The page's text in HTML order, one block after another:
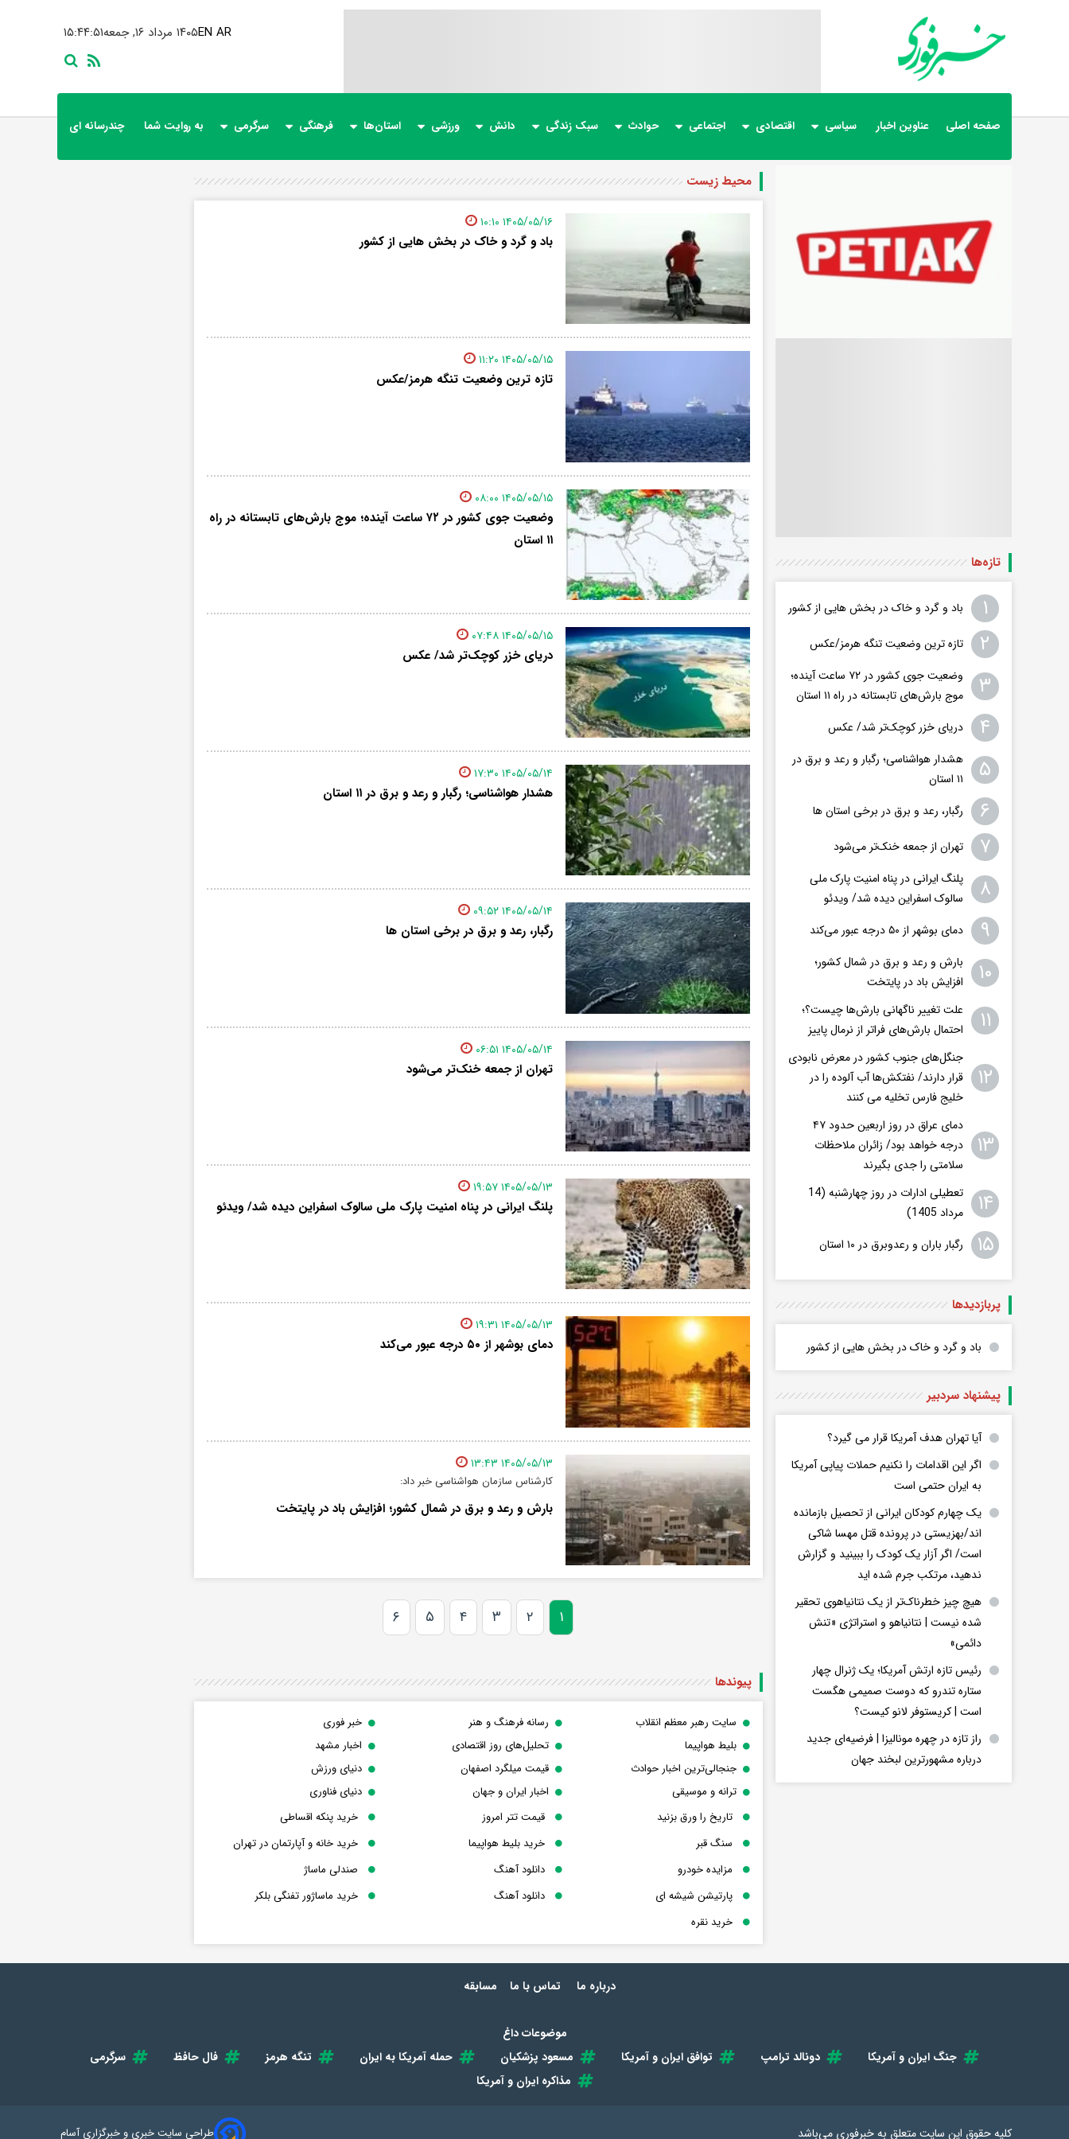
۱۵:۴۴:۵۲ ۱۴۰۵ مرداد ۱۶, جمعهEN AR
صفحه اصلی عناوین اخبار سیاسی اقتصادی اجتماعی حوادث سبک زندگی دانش ورزشی استان‌ها فرهنگی سرگرمی به روایت شما چندرسانه ای
محیط زیست
۱۴۰۵/۰۵/۱۶ ۱۰:۱۰
باد و گرد و خاک در بخش هایی از کشور
۱۴۰۵/۰۵/۱۵ ۱۱:۲۰
تازه ترین وضعیت تنگه هرمز/عکس
۱۴۰۵/۰۵/۱۵ ۰۸:۰۰
وضعیت جوی کشور در ۷۲ ساعت آینده؛ موج بارش‌های تابستانه در راه
۱۱ استان
۱۴۰۵/۰۵/۱۵ ۰۷:۴۸
دریای خزر کوچک‌تر شد/ عکس
۱۴۰۵/۰۵/۱۴ ۱۷:۳۰
هشدار هواشناسی؛ رگبار و رعد و برق در ۱۱ استان‌
۱۴۰۵/۰۵/۱۴ ۰۹:۵۲
رگبار، رعد و برق در برخی استان ها
۱۴۰۵/۰۵/۱۴ ۰۶:۵۱
تهران از جمعه خنک‌تر می‌شود
۱۴۰۵/۰۵/۱۳ ۱۹:۵۷
پلنگ ایرانی در پناه امنیت پارک ملی سالوک اسفراین دیده شد/ ویدئو
۱۴۰۵/۰۵/۱۳ ۱۹:۳۱
دمای بوشهر از ۵۰ درجه عبور می‌کند
۱۴۰۵/۰۵/۱۳ ۱۳:۴۳
کارشناس سازمان هواشناسی خبر داد:
بارش و رعد و برق در شمال کشور؛ افزایش باد در پایتخت
۱ ۲ ۳ ۴ ۵ ۶
پیوندها
سایت رهبر معظم انقلاب رسانه فرهنگ و هنر
خبر فوری
بلیط هواپیما
تحلیل‌های روز اقتصادی
اخبار مشهد
جنجالی‌ترین اخبار حوادث
قیمت میلگرد اصفهان
دنیای ورزش
ترانه و موسیقی
اخبار ایران و جهان
دنیای فناوری
تاریخ را ورق بزنید
قیمت تتر امروز
خرید پنکه اقساطی
سنگ قبر
خرید بلیط هواپیما
خرید خانه و آپارتمان در تهران
مزایده خودرو
دانلود آهنگ
صندلی ماساژ
پارتیشن شیشه ای
دانلود آهنگ
خرید ماساژور تفنگی بلکر
خرید نقره
تازه‌ها
۱ باد و گرد و خاک در بخش هایی از کشور
۲ تازه ترین وضعیت تنگه هرمز/عکس
۳
وضعیت جوی کشور در ۷۲ ساعت آینده؛
موج بارش‌های تابستانه در راه ۱۱ استان
۴ دریای خزر کوچک‌تر شد/ عکس
۵
هشدار هواشناسی؛ رگبار و رعد و برق در
۱۱ استان‌
۶ رگبار، رعد و برق در برخی استان ها
۷ تهران از جمعه خنک‌تر می‌شود
۸
پلنگ ایرانی در پناه امنیت پارک ملی
سالوک اسفراین دیده شد/ ویدئو
۹ دمای بوشهر از ۵۰ درجه عبور می‌کند
۱۰
بارش و رعد و برق در شمال کشور؛
افزایش باد در پایتخت
۱۱
علت تغییر ناگهانی بارش‌ها چیست؟؛
احتمال بارش‌های فراتر از نرمال پاییز
۱۲
جنگل‌های جنوب کشور در معرض نابودی
قرار دارند/ نفتکش‌ها آب آلوده را در
خلیج فارس تخلیه می کنند
۱۳
دمای عراق در روز اربعین حدود ۴۷
درجه خواهد بود/ زائران ملاحظات
سلامتی را جدی بگیرند
۱۴
تعطیلی ادارات در روز چهارشنبه (14
مرداد 1405)
۱۵ رگبار باران و رعدوبرق در ۱۰ استان
پربازدید‌ها
باد و گرد و خاک در بخش هایی از کشور
پیشنهاد سردبیر
آیا تهران هدف آمریکا قرار می گیرد؟
اگر این اقدامات را نکنیم حملات پیاپی آمریکا
به ایران حتمی است
یک چهارم کودکان ایرانی از تحصیل بازمانده
اند/بهزیستی در پرونده قتل مهسا شاکی
است/ اگر آزار یک کودک را ببینید و گزارش
ندهید، مرتکب جرم شده اید
هیچ چیز خطرناک‌تر از یک نتانیاهوی تحقیر
شده نیست | نتانیاهو و استراتژی «تنش
دائمی»
رئیس تازه ارتش آمریکا؛ یک ژنرال چهار
ستاره تندرو که دوست صمیمی هگست
است | کریستوفر لانو کیست؟
راز تازه در چهره مونالیزا | فرضیه‌ای جدید
درباره مشهورترین لبخند جهان
درباره ما تماس با ما مسابقه
موضوعات داغ
جنگ ایران و آمریکا
دونالد ترامپ توافق ایران و آمریکا مسعود پزشکیان حمله آمریکا به ایران تنگه هرمز فال حافظ
سرگرمی
مذاکره ایران و آمریکا
کلیه حقوق این سایت متعلق بهخبرفوری می‌باشد طراحی سایت خبری و خبرگزاری آسام